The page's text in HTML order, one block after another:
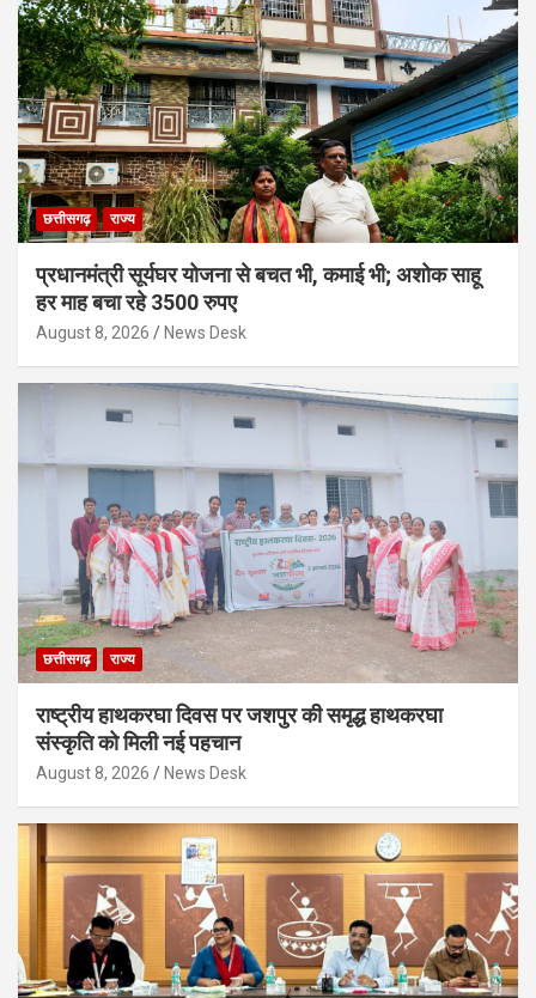
छत्तीसगढ़ राज्य
प्रधानमंत्री सूर्यघर योजना से बचत भी, कमाई भी; अशोक साहू
हर माह बचा रहे 3500 रुपए
August 8, 2026 News Desk
छत्तीसगढ़ राज्य
राष्ट्रीय हाथकरघा दिवस पर जशपुर की समृद्ध हाथकरघा
संस्कृति को मिली नई पहचान
August 8, 2026 News Desk